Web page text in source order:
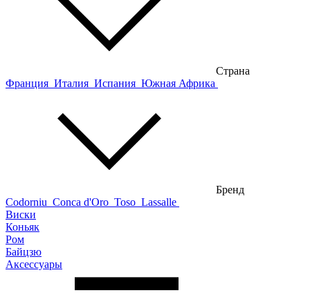
Страна
Франция Италия Испания Южная Африка
Бренд
Codorniu Conca d'Oro Toso Lassalle
Виски
Коньяк
Ром
Байцзю
Аксессуары